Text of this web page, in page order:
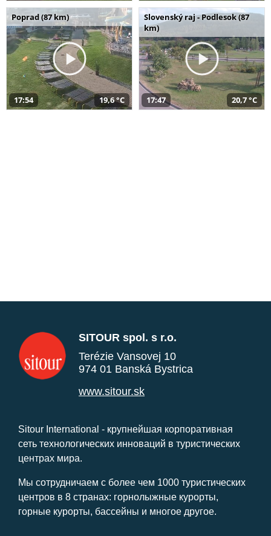
Poprad (87 km)
17:54 19,6 °C
Slovenský raj - Podlesok (87
km)
17:47 20,7 °C
SITOUR spol. s r.o.
Terézie Vansovej 10
974 01 Banská Bystrica
www.sitour.sk
Sitour International - крупнейшая корпоративная
сеть технологических инноваций в туристических
центрах мира.
Мы сотрудничаем с более чем 1000 туристических
центров в 8 странах: горнолыжные курорты,
горные курорты, бассейны и многое другое.